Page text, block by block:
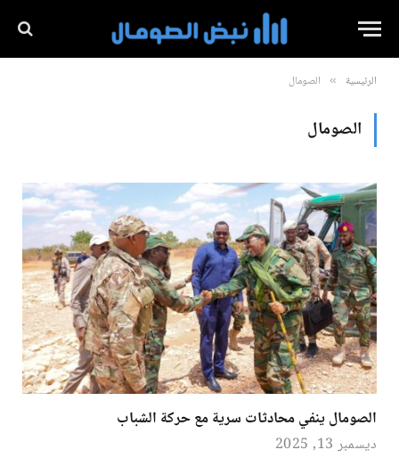
الرئيسية » الصومال
الصومال
الصومال ينفي محادثات سرية مع حركة الشباب
ديسمبر 13, 2025